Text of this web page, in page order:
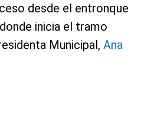
desde el entronque
inicia el tramo
Municipal, Ana